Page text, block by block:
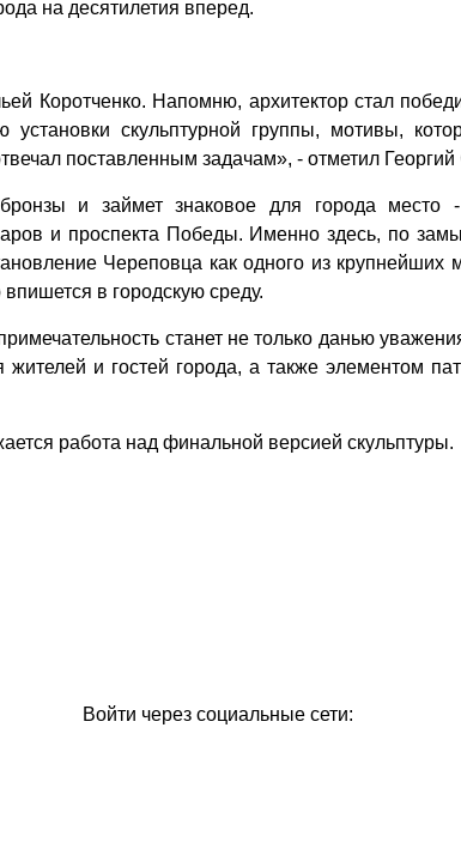
на десятилетия вперед.
Коротченко. Напомню, архитектор стал
установки скульптурной группы, мотивы,
поставленным задачам», - отметил
и займет знаковое для города место
и проспекта Победы. Именно здесь, по
Череповца как одного из крупнейших
в городскую среду.
станет не только данью
и гостей города, а также элементом
работа над финальной версией скульптуры.
Войти через социальные сети: